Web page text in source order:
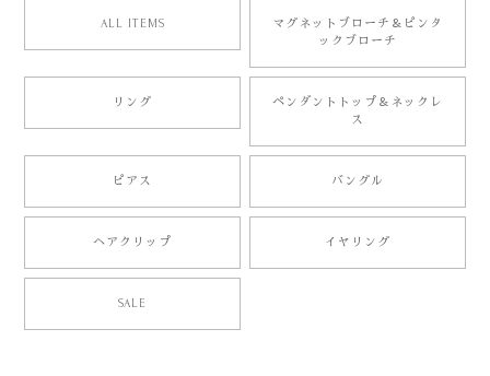
ALL ITEMS
マグネットブローチ＆ピンタ
ックブローチ
リング
ペンダントトップ＆ネックレ
ス
ピアス バングル
ヘアクリップ イヤリング
SALE